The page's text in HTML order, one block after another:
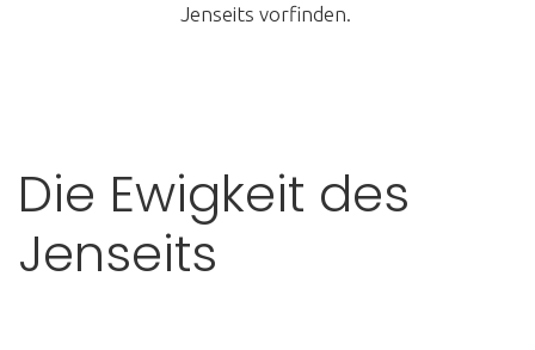
Jenseits vorfinden.
Die Ewigkeit des
Jenseits